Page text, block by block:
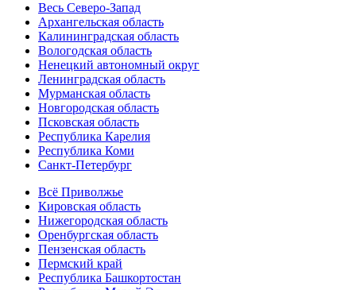
Весь Северо-Запад
Архангельская область
Калининградская область
Вологодская область
Ненецкий автономный округ
Ленинградская область
Мурманская область
Новгородская область
Псковская область
Республика Карелия
Республика Коми
Санкт-Петербург
Всё Приволжье
Кировская область
Нижегородская область
Оренбургская область
Пензенская область
Пермский край
Республика Башкортостан